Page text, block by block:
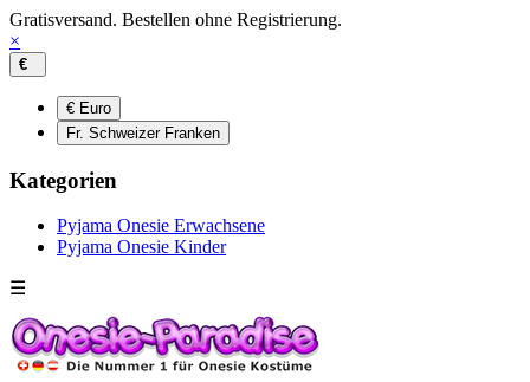
Gratisversand. Bestellen ohne Registrierung.
×
€
€ Euro
Fr. Schweizer Franken
Kategorien
Pyjama Onesie Erwachsene
Pyjama Onesie Kinder
☰